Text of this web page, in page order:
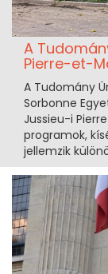
A
Pierre-et-
A Tudomány
Sorbonne
Jussieu-i
programok,
jellemzik